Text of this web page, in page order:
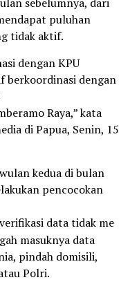
puluhan
tidak aktif.
dengan KPU
berkoordinasi dengan
Raya,” kata
di Papua, Senin, 15
kedua di bulan
pencocokan
data tidak me
masuknya data
pindah domisili,
Polri.